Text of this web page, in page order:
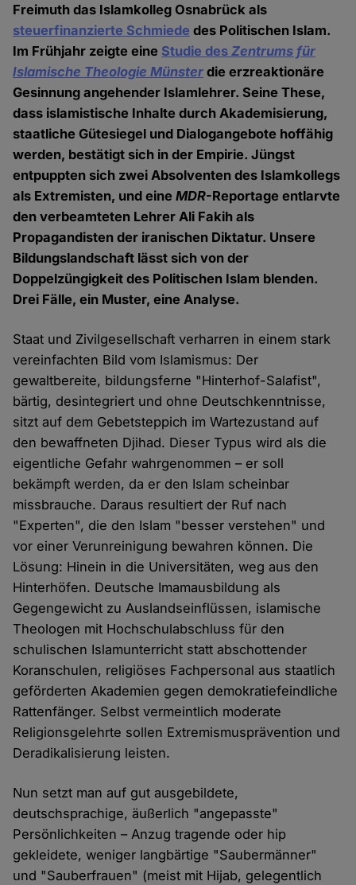
Freimuth das Islamkolleg Osnabrück als
steuerfinanzierte Schmiede des Politischen Islam.
Im Frühjahr zeigte eine Studie desZentrums für
Islamische Theologie Münster die erzreaktionäre
Gesinnung angehender Islamlehrer. Seine These,
dass islamistische Inhalte durch Akademisierung,
staatliche Gütesiegel und Dialogangebote hoffähig
werden, bestätigt sich in der Empirie. Jüngst
entpuppten sich zwei Absolventen des Islamkollegs
als Extremisten, und eineMDR-Reportage entlarvte
den verbeamteten Lehrer Ali Fakih als
Propagandisten der iranischen Diktatur. Unsere
Bildungslandschaft lässt sich von der
Doppelzüngigkeit des Politischen Islam blenden.
Drei Fälle, ein Muster, eine Analyse.
Staat und Zivilgesellschaft verharren in einem stark
vereinfachten Bild vom Islamismus: Der
gewaltbereite, bildungsferne "Hinterhof-Salafist",
bärtig, desintegriert und ohne Deutschkenntnisse,
sitzt auf dem Gebetsteppich im Wartezustand auf
den bewaffneten Djihad. Dieser Typus wird als die
eigentliche Gefahr wahrgenommen – er soll
bekämpft werden, da er den Islam scheinbar
missbrauche. Daraus resultiert der Ruf nach
"Experten", die den Islam "besser verstehen" und
vor einer Verunreinigung bewahren können. Die
Lösung: Hinein in die Universitäten, weg aus den
Hinterhöfen. Deutsche Imamausbildung als
Gegengewicht zu Auslandseinflüssen, islamische
Theologen mit Hochschulabschluss für den
schulischen Islamunterricht statt abschottender
Koranschulen, religiöses Fachpersonal aus staatlich
geförderten Akademien gegen demokratiefeindliche
Rattenfänger. Selbst vermeintlich moderate
Religionsgelehrte sollen Extremismusprävention und
Deradikalisierung leisten.
Nun setzt man auf gut ausgebildete,
deutschsprachige, äußerlich "angepasste"
Persönlichkeiten – Anzug tragende oder hip
gekleidete, weniger langbärtige "Saubermänner"
und "Sauberfrauen" (meist mit Hijab, gelegentlich